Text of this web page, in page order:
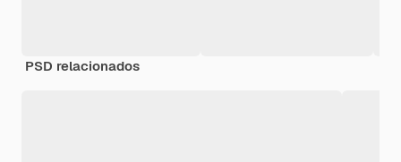
PSD relacionados